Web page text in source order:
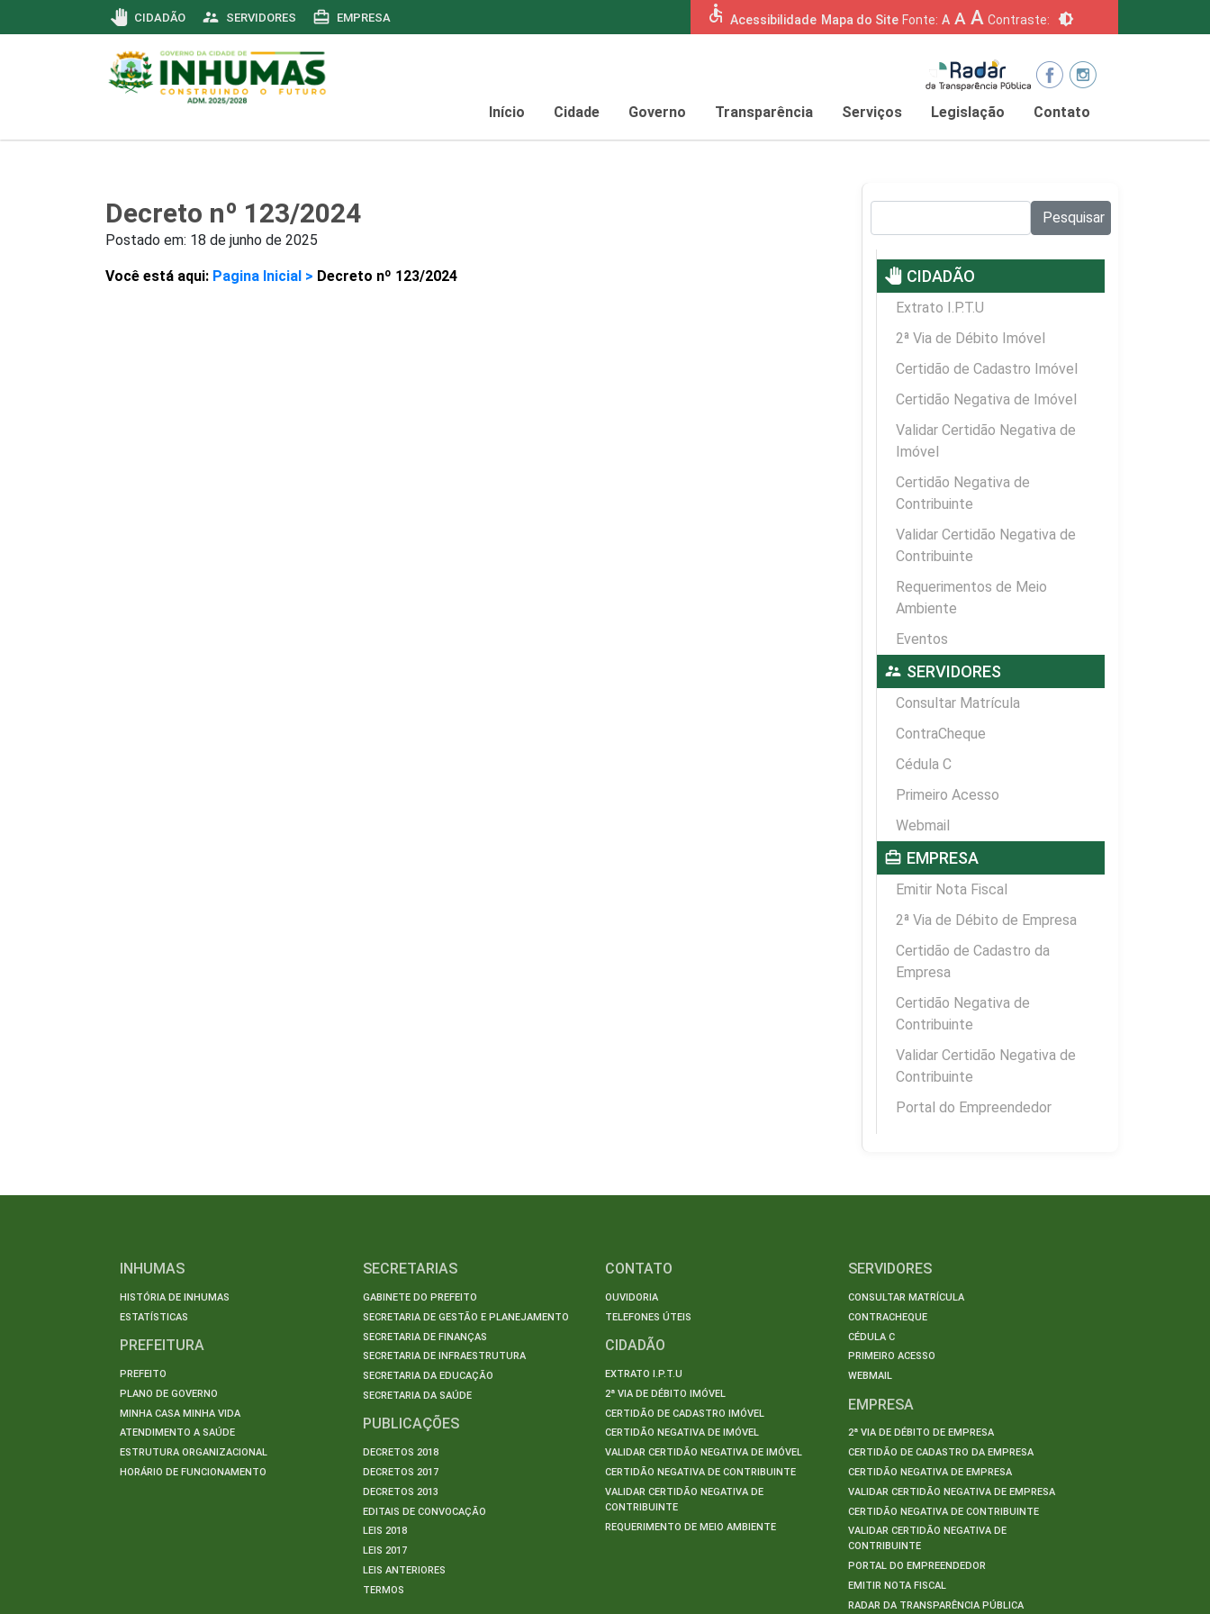
pan_tool CIDADÃO supervisor_account SERVIDORES card_travel EMPRESA accessible Acessibilidade Mapa do Site Fonte: A A A Contraste: brightness_6
Início Cidade Governo Transparência Serviços Legislação Contato
Decreto nº 123/2024
Postado em: 18 de junho de 2025
Você está aqui: Pagina Inicial > Decreto nº 123/2024
Pesquisar
pan_tool CIDADÃO
Extrato I.P.T.U
2ª Via de Débito Imóvel
Certidão de Cadastro Imóvel
Certidão Negativa de Imóvel
Validar Certidão Negativa de
Imóvel
Certidão Negativa de
Contribuinte
Validar Certidão Negativa de
Contribuinte
Requerimentos de Meio
Ambiente
Eventos
supervisor_account SERVIDORES
Consultar Matrícula
ContraCheque
Cédula C
Primeiro Acesso
Webmail
card_travel EMPRESA
Emitir Nota Fiscal
2ª Via de Débito de Empresa
Certidão de Cadastro da
Empresa
Certidão Negativa de
Contribuinte
Validar Certidão Negativa de
Contribuinte
Portal do Empreendedor
INHUMAS
HISTÓRIA DE INHUMAS
ESTATÍSTICAS
PREFEITURA
PREFEITO
PLANO DE GOVERNO
MINHA CASA MINHA VIDA
ATENDIMENTO A SAÚDE
ESTRUTURA ORGANIZACIONAL
HORÁRIO DE FUNCIONAMENTO
SECRETARIAS
GABINETE DO PREFEITO
SECRETARIA DE GESTÃO E PLANEJAMENTO
SECRETARIA DE FINANÇAS
SECRETARIA DE INFRAESTRUTURA
SECRETARIA DA EDUCAÇÃO
SECRETARIA DA SAÚDE
PUBLICAÇÕES
DECRETOS 2018
DECRETOS 2017
DECRETOS 2013
EDITAIS DE CONVOCAÇÃO
LEIS 2018
LEIS 2017
LEIS ANTERIORES
TERMOS
CONTATO
OUVIDORIA
TELEFONES ÚTEIS
CIDADÃO
EXTRATO I.P.T.U
2ª VIA DE DÉBITO IMÓVEL
CERTIDÃO DE CADASTRO IMÓVEL
CERTIDÃO NEGATIVA DE IMÓVEL
VALIDAR CERTIDÃO NEGATIVA DE IMÓVEL
CERTIDÃO NEGATIVA DE CONTRIBUINTE
VALIDAR CERTIDÃO NEGATIVA DE
CONTRIBUINTE
REQUERIMENTO DE MEIO AMBIENTE
SERVIDORES
CONSULTAR MATRÍCULA
CONTRACHEQUE
CÉDULA C
PRIMEIRO ACESSO
WEBMAIL
EMPRESA
2ª VIA DE DÉBITO DE EMPRESA
CERTIDÃO DE CADASTRO DA EMPRESA
CERTIDÃO NEGATIVA DE EMPRESA
VALIDAR CERTIDÃO NEGATIVA DE EMPRESA
CERTIDÃO NEGATIVA DE CONTRIBUINTE
VALIDAR CERTIDÃO NEGATIVA DE
CONTRIBUINTE
PORTAL DO EMPREENDEDOR
EMITIR NOTA FISCAL
RADAR DA TRANSPARÊNCIA PÚBLICA